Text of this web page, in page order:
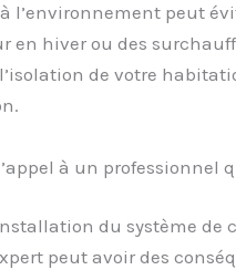
l’environnement peut
en hiver ou des
de votre
à un professionnel
du système de
peut avoir des